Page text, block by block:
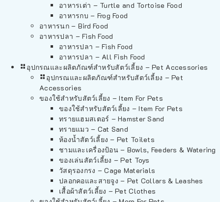
อาหารเต่า – Turtle and Tortoise Food
อาหารกบ – Frog Food
อาหารนก – Bird Food
อาหารปลา – Fish Food
อาหารปลา – Fish Food
อาหารปลา – All Fish Food
อุปกรณและผลิตภัณฑ์สำหรับสัตว์เลี้ยง – Pet Accessories
อุปกรณและผลิตภัณฑ์สำหรับสัตว์เลี้ยง – Pet
Accessories
ของใช้สำหรับสัตว์เลี้ยง – Item For Pets
ของใช้สำหรับสัตว์เลี้ยง – Item For Pets
ทรายแฮมสเตอร์ – Hamster Sand
ทรายแมว – Cat Sand
ห้องน้ำสัตว์เลี้ยง – Pet Toilets
ชามและเครื่องป้อน – Bowls, Feeders & Watering
ของเล่นสัตว์เลี้ยง – Pet Toys
วัสดุรองกรง – Cage Materials
ปลอกคอและสายจูง – Pet Collars & Leashes
เสื้อผ้าสัตว์เลี้ยง – Pet Clothes